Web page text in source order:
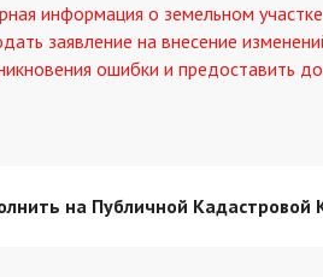
информация о земельном
заявление на внесение
ошибки и предоставить
на Публичной Кадастровой